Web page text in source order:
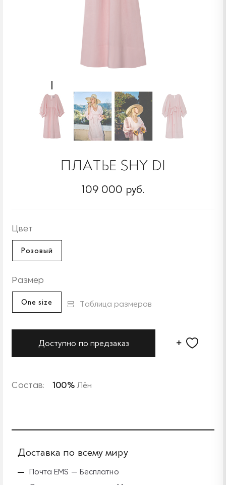
ПЛАТЬЕ SHY DI
109 000 руб.
Цвет
Розовый
Размер
One size Таблица размеров
Доступно по предзаказ
Состав: 100%Лён
Доставка по всему миру
Почта EMS — Бесплатно